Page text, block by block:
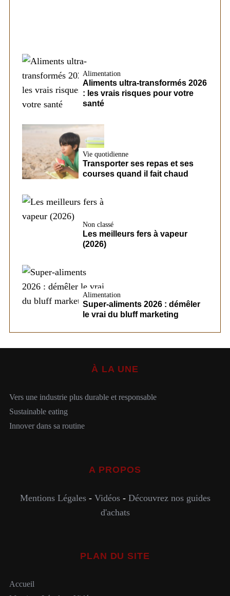
Alimentation
Aliments ultra-transformés 2026
: les vrais risques pour votre
santé
Vie quotidienne
Transporter ses repas et ses
courses quand il fait chaud
Non classé
Les meilleurs fers à vapeur
(2026)
Alimentation
Super-aliments 2026 : démêler
le vrai du bluff marketing
À LA UNE
Vers une industrie plus durable et responsable
Sustainable eating
Innover dans sa routine
A PROPOS
Mentions Légales- Vidéos- Découvrez nos guides
d'achats
PLAN DU SITE
Accueil